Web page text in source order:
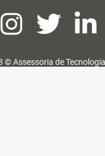
©Assessoria de